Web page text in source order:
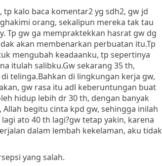
kalo baca komentar2 yg sdh2, gw jd
orang, sekalipun mereka tak tau
Tp gw ga mempraktekkan hasrat gw dg
akan membenarkan perbuatan itu.Tp
mengubah keadaanku, tp sepertinya
itulah salibku.Gw sekarang 35 th,
telinga.Bahkan di lingkungan kerja gw,
gw rasa itu adl keberuntungan buat
hidup lebih dr 30 th, dengan banyak
begitu cinta kpd gw, sehingga inilah
ato 40 th lagi?gw tetap yakin, karena
dalam lembah kekelaman, aku tidak
yang salah.